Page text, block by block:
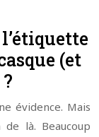
(et
évidence. Mais
là. Beaucoup